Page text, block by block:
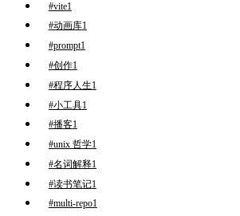
#vite1
#动画库1
#prompt1
#创作1
#程序人生1
#小工具1
#播客1
#unix 哲学1
#名词解释1
#读书笔记1
#multi-repo1